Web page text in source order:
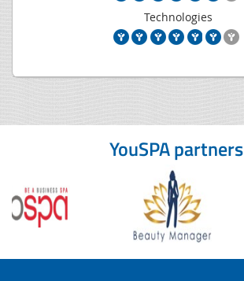
Technologies
YouSPA partners